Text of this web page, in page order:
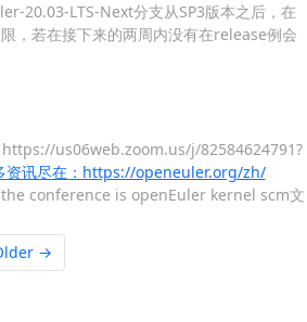
20.03-LTS-Next分支从SP3版本之后，在
，若在接下来的两周内没有在release例会
https://us06web.zoom.us/j/82584624791?
资讯尽在：https://openeuler.org/zh/
conference is openEuler kernel scm文
→